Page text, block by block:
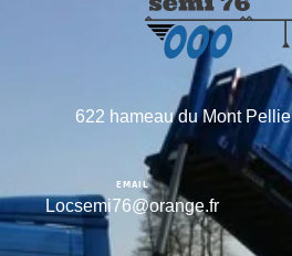
622 hameau du Mont
EMAIL
Locsemi76@orange.fr